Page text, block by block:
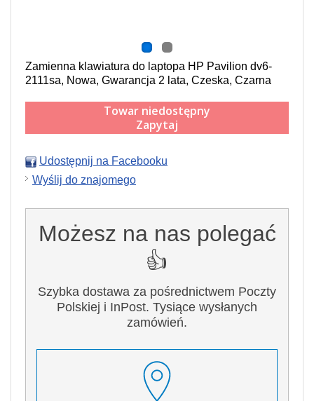
Zamienna klawiatura do laptopa HP Pavilion dv6-
2111sa, Nowa, Gwarancja 2 lata, Czeska, Czarna
Towar niedostępny
Zapytaj
Udostępnij na Facebooku
Wyślij do znajomego
Możesz na nas polegać
👍
Szybka dostawa za pośrednictwem Poczty
Polskiej i InPost. Tysiące wysłanych
zamówień.